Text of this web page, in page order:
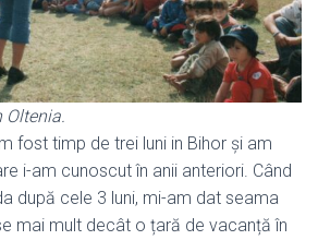
fost timp de trei luni in Bihor și am
i-am cunoscut în anii anteriori. Când
după cele 3 luni, mi-am dat seama
mai mult decât o țară de vacanță în